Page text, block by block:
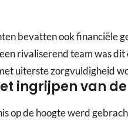
bevatten ook financiële
rivaliserend team was dit
uiterste zorgvuldigheid
ingrijpen van de
op de hoogte werd